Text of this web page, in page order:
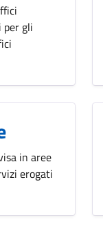
gli
in aree
erogati